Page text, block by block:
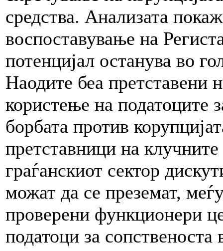
средства. Анализата
воспоставување на
потенцијал останува во
Наодите беа претставени
користење на податоците
борбата против
претставници на
граѓанскиот сектор
можат да се преземат,
проверени функционери
податоци за